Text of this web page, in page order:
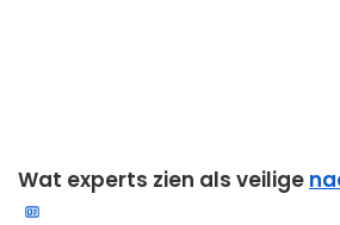
Wat experts zien als veilige